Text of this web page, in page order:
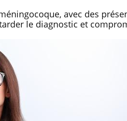
avec des
le diagnostic et